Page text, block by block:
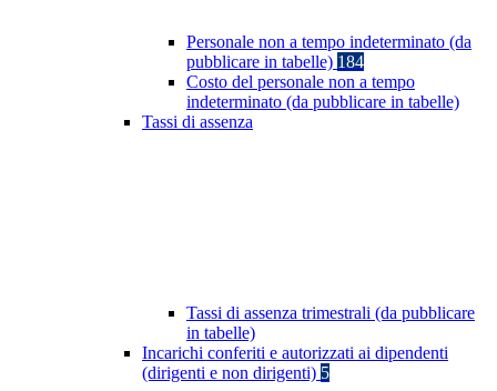
Personale non a tempo indeterminato (da
pubblicare in tabelle) 184
Costo del personale non a tempo
indeterminato (da pubblicare in tabelle)
Tassi di assenza
Tassi di assenza trimestrali (da pubblicare
in tabelle)
Incarichi conferiti e autorizzati ai dipendenti
(dirigenti e non dirigenti) 5